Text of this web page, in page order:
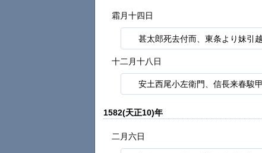
霜月十四日
甚太郎死去付而、東条より妹引
十二月十八日
安土西尾小左衛門、信長来春駿
1582(天正10)年
二月六日